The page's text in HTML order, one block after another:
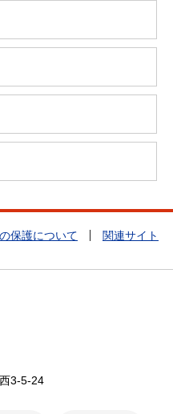
保護について 関連サイト
3-5-24